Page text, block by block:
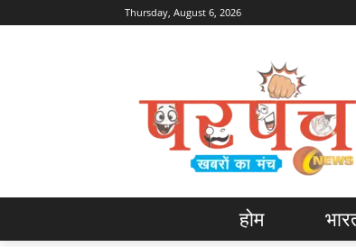
Thursday, August 6, 2026
होम